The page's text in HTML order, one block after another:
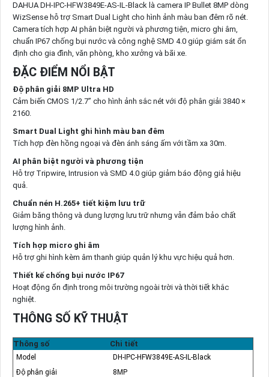
DAHUA DH-IPC-HFW3849E-AS-IL-Black là camera IP Bullet 8MP dòng
WizSense hỗ trợ Smart Dual Light cho hình ảnh màu ban đêm rõ nét.
Camera tích hợp AI phân biệt người và phương tiện, micro ghi âm,
chuẩn IP67 chống bụi nước và công nghệ SMD 4.0 giúp giám sát ổn
định cho gia đình, văn phòng, kho xưởng và bãi xe.
ĐẶC ĐIỂM NỔI BẬT
Độ phân giải 8MP Ultra HD
Cảm biến CMOS 1/2.7” cho hình ảnh sắc nét với độ phân giải 3840 ×
2160.
Smart Dual Light ghi hình màu ban đêm
Tích hợp đèn hồng ngoại và đèn ánh sáng ấm với tầm xa 30m.
AI phân biệt người và phương tiện
Hỗ trợ Tripwire, Intrusion và SMD 4.0 giúp giảm báo động giả hiệu
quả.
Chuẩn nén H.265+ tiết kiệm lưu trữ
Giảm băng thông và dung lượng lưu trữ nhưng vẫn đảm bảo chất
lượng hình ảnh.
Tích hợp micro ghi âm
Hỗ trợ ghi hình kèm âm thanh giúp quản lý khu vực hiệu quả hơn.
Thiết kế chống bụi nước IP67
Hoạt động ổn định trong môi trường ngoài trời và thời tiết khắc
nghiệt.
THÔNG SỐ KỸ THUẬT
Thông số Chi tiết
Model
DH-IPC-HFW3849E-AS-IL-Black
Độ phân giải
8MP